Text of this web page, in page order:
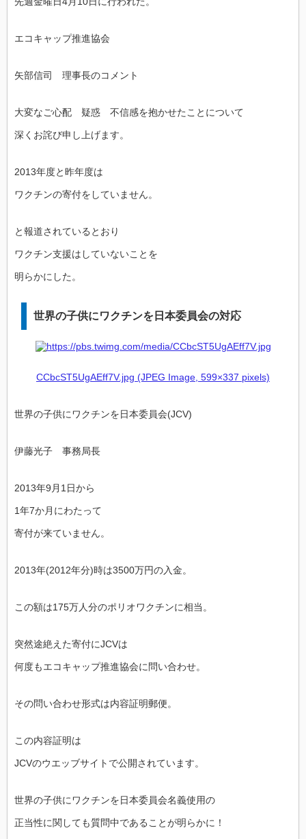
エコキャップ推進協会
矢部信司 理事長のコメント
大変なご心配 疑惑 不信感を抱かせたことについて
深くお詫び申し上げます。
2013年度と昨年度は
ワクチンの寄付をしていません。
と報道されているとおり
ワクチン支援はしていないことを
明らかにした。
世界の子供にワクチンを日本委員会の対応
CCbcST5UgAEff7V.jpg (JPEG Image, 599×337 pixels)
世界の子供にワクチンを日本委員会(JCV)
伊藤光子 事務局長
2013年9月1日から
1年7か月にわたって
寄付が来ていません。
2013年(2012年分)時は3500万円の入金。
この額は175万人分のポリオワクチンに相当。
突然途絶えた寄付にJCVは
何度もエコキャップ推進協会に問い合わせ。
その問い合わせ形式は内容証明郵便。
この内容証明は
JCVのウエッブサイトで公開されています。
世界の子供にワクチンを日本委員会名義使用の
正当性に関しても質問中であることが明らかに！